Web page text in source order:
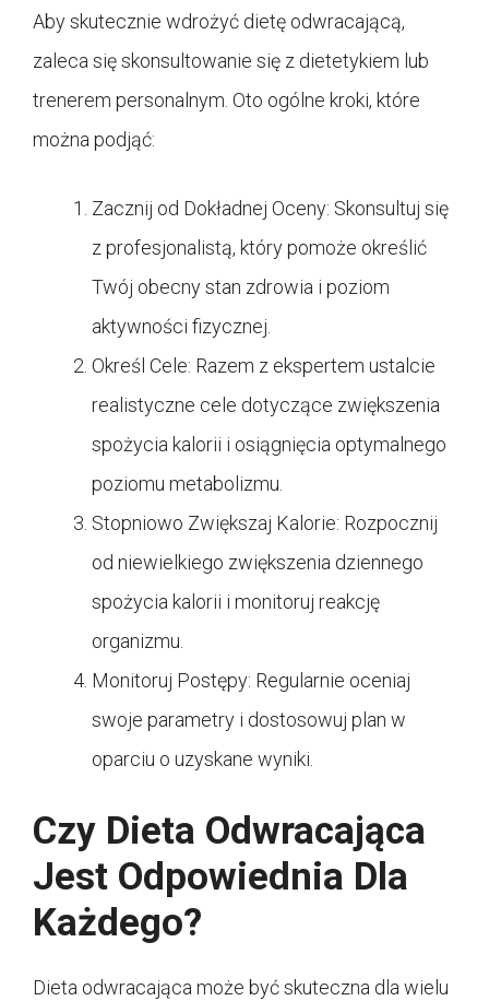
Aby skutecznie wdrożyć dietę odwracającą,
zaleca się skonsultowanie się z dietetykiem lub
trenerem personalnym. Oto ogólne kroki, które
można podjąć:
Zacznij od Dokładnej Oceny: Skonsultuj się
z profesjonalistą, który pomoże określić
Twój obecny stan zdrowia i poziom
aktywności fizycznej.
Określ Cele: Razem z ekspertem ustalcie
realistyczne cele dotyczące zwiększenia
spożycia kalorii i osiągnięcia optymalnego
poziomu metabolizmu.
Stopniowo Zwiększaj Kalorie: Rozpocznij
od niewielkiego zwiększenia dziennego
spożycia kalorii i monitoruj reakcję
organizmu.
Monitoruj Postępy: Regularnie oceniaj
swoje parametry i dostosowuj plan w
oparciu o uzyskane wyniki.
Czy Dieta Odwracająca
Jest Odpowiednia Dla
Każdego?
Dieta odwracająca może być skuteczna dla wielu